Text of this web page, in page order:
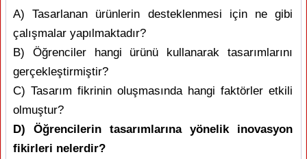
A) Tasarlanan ürünlerin desteklenmesi için ne gibi
çalışmalar yapılmaktadır?
B) Öğrenciler hangi ürünü kullanarak tasarımlarını
gerçekleştirmiştir?
C) Tasarım fikrinin oluşmasında hangi faktörler etkili
olmuştur?
D) Öğrencilerin tasarımlarına yönelik inovasyon
fikirleri nelerdir?